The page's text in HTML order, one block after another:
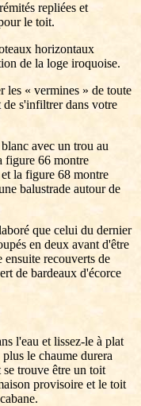
repliées et
le toit.
horizontaux
de la loge iroquoise.
les « vermines » de toute
de s'infiltrer dans votre
avec un trou au
figure 66 montre
la figure 68 montre
balustrade autour de
que celui du dernier
en deux avant d'être
ensuite recouverts de
de bardeaux d'écorce
l'eau et lissez-le à plat
le chaume durera
trouve être un toit
provisoire et le toit